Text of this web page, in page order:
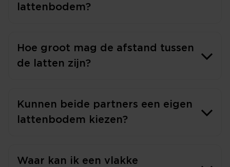
lattenbodem?
Hoe groot mag de afstand tussen
de latten zijn?
Kunnen beide partners een eigen
lattenbodem kiezen?
Waar kan ik een vlakke